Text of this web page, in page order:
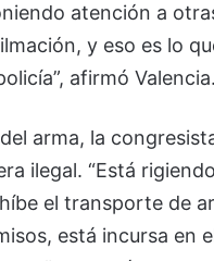
atención a
y eso es lo
afirmó Valencia.
arma, la
ilegal. “Está
el transporte de
está incursa en